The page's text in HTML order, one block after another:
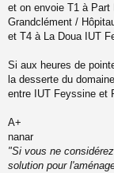
s
n
o
n
et on envoie T1 à
Grandclément /
et T4 à La Doua IUT
Si aux heures de
la desserte du
entre IUT Feyssine et
A+
nanar
"Si vous ne
solution pour